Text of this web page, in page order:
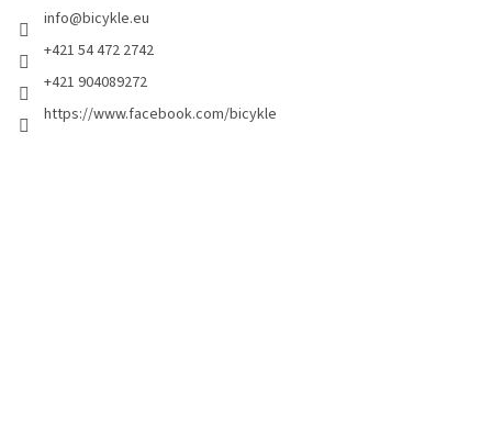
info@bicykle.eu
+421 54 472 2742
+421 904089272
https://www.facebook.com/bicykle